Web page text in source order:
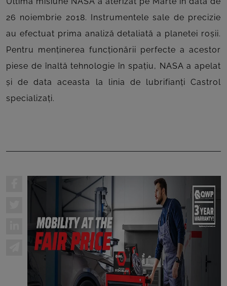
26 noiembrie 2018. Instrumentele sale de precizie
au efectuat prima analiză detaliată a planetei roșii.
Pentru menținerea funcționării perfecte a acestor
piese de înaltă tehnologie în spațiu, NASA a apelat
și de data aceasta la linia de lubrifianți Castrol
specializați.